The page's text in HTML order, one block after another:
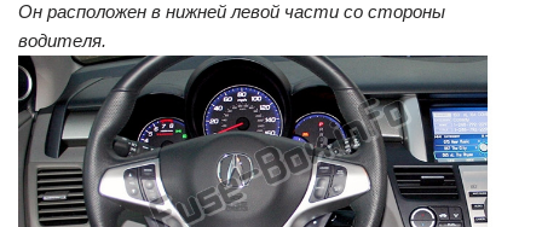
Он расположен в нижней левой части со стороны
водителя.